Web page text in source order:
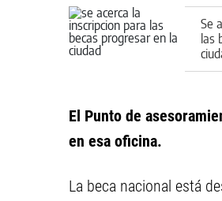
Se
las
El Punto de
en esa oficina.
La beca nacional está